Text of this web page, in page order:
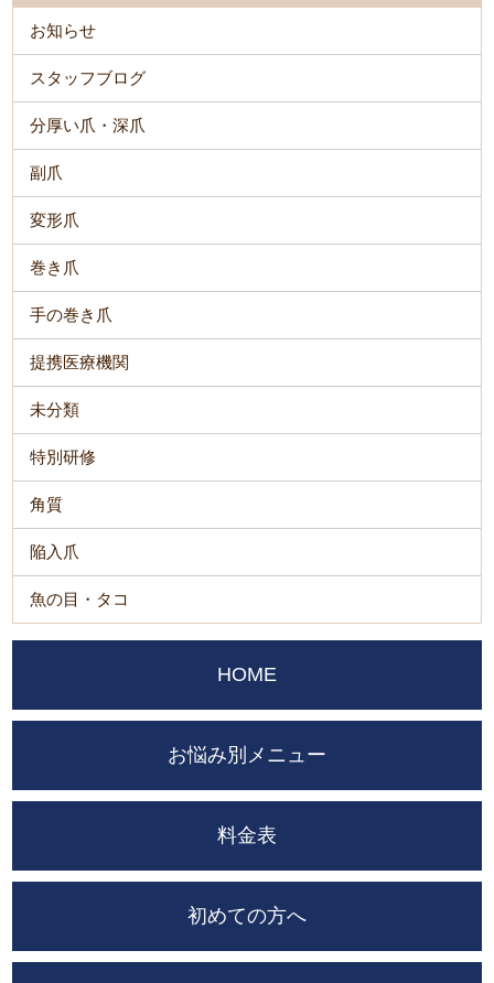
お知らせ
スタッフブログ
分厚い爪・深爪
副爪
変形爪
巻き爪
手の巻き爪
提携医療機関
未分類
特別研修
角質
陥入爪
魚の目・タコ
HOME
お悩み別メニュー
料金表
初めての方へ